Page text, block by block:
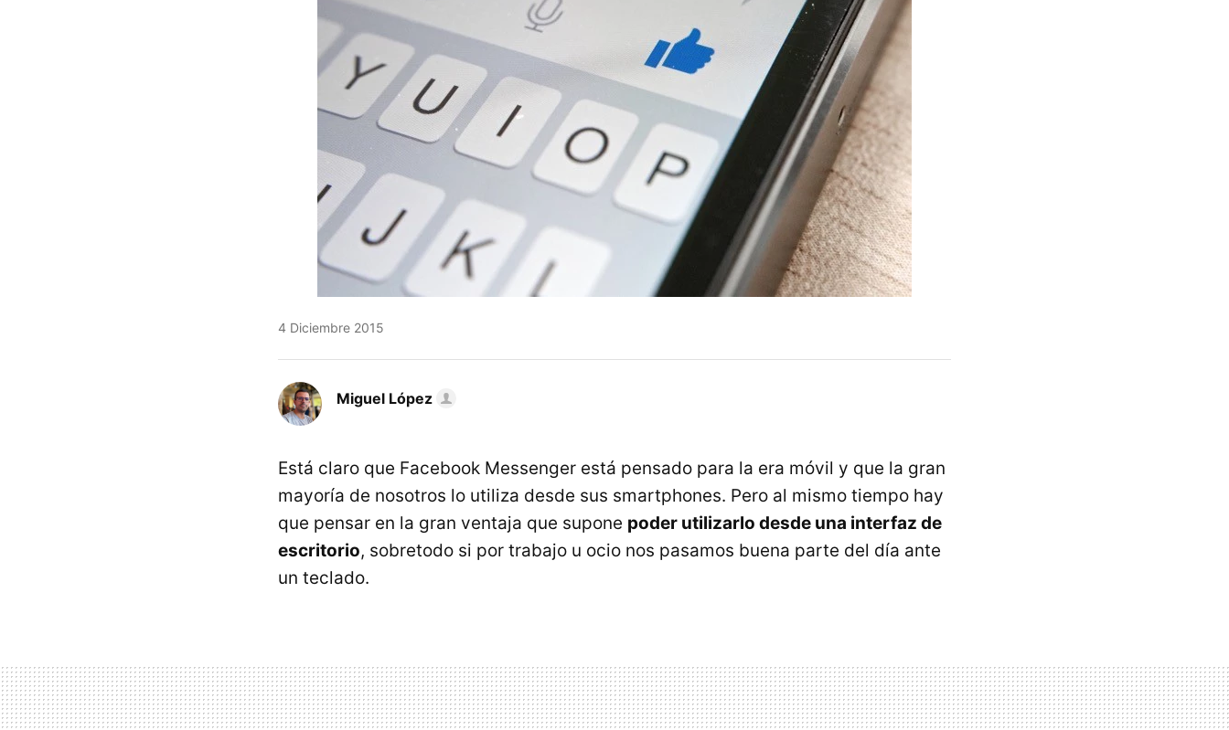
4 Diciembre 2015
Miguel López
Está claro que Facebook Messenger está pensado para la era móvil y que la gran
mayoría de nosotros lo utiliza desde sus smartphones. Pero al mismo tiempo hay
que pensar en la gran ventaja que supone poder utilizarlo desde una interfaz de
escritorio, sobretodo si por trabajo u ocio nos pasamos buena parte del día ante
un teclado.